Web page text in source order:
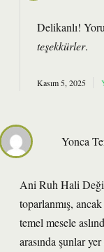
Delikanlı!
teşekkürler.
Kasım 5, 2025
Yonca
Ani Ruh Hali
toparlanmış,
temel mesele
arasında şunlar